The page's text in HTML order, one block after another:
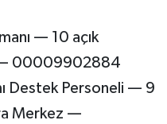
— 10 açık
00009902884
Destek Personeli — 9
Merkez —